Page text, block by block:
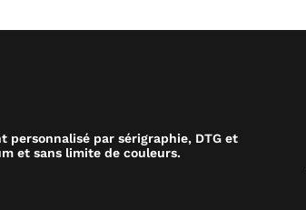
personnalisé par sérigraphie, DTG et
et sans limite de couleurs.